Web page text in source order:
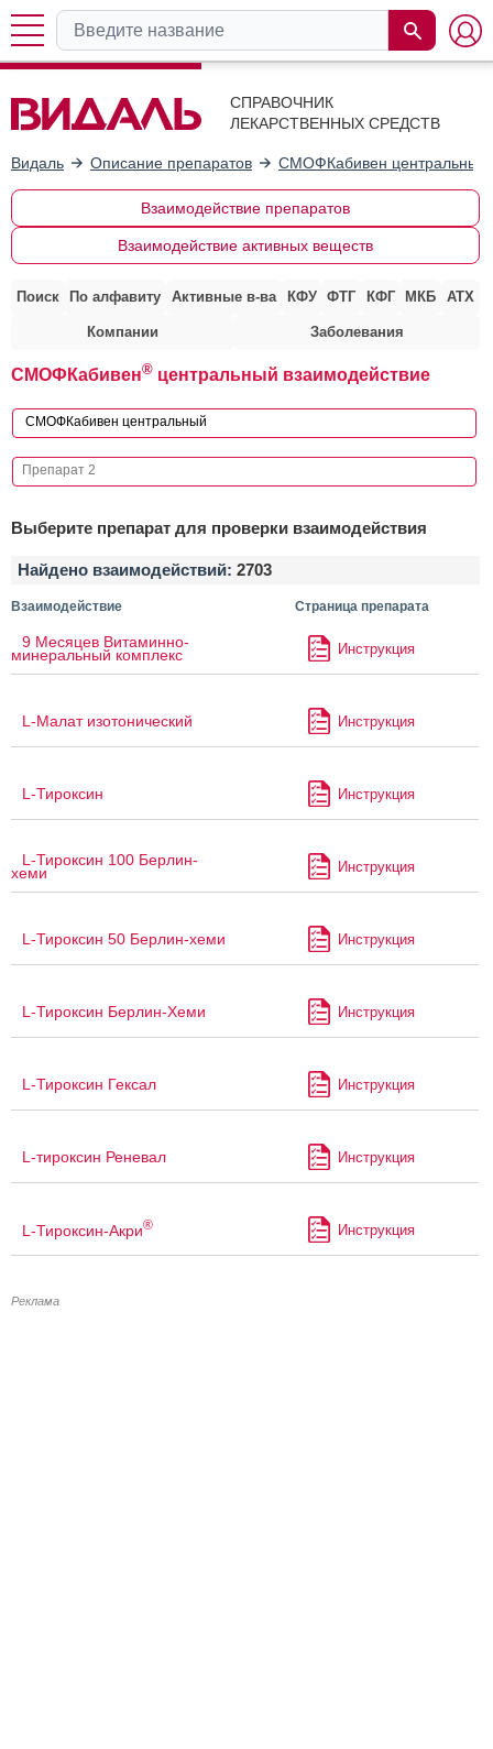
СПРАВОЧНИК
ЛЕКАРСТВЕННЫХ СРЕДСТВ
Видаль Описание препаратов СМОФКабивен центральный
Взаимодействие препаратов
Взаимодействие активных веществ
Поиск По алфавиту Активные в-ва КФУ ФТГ КФГ МКБ АТХ
Компании Заболевания
СМОФКабивен® центральный взаимодействие
Выберите препарат для проверки взаимодействия
Найдено взаимодействий: 2703
Взаимодействие Страница препарата
9 Месяцев Витаминно-
минеральный комплекс Инструкция
L-Малат изотонический Инструкция
L-Тироксин Инструкция
L-Тироксин 100 Берлин-
хеми Инструкция
L-Тироксин 50 Берлин-хеми Инструкция
L-Тироксин Берлин-Хеми Инструкция
L-Тироксин Гексал Инструкция
L-тироксин Реневал Инструкция
L-Тироксин-Акри® Инструкция
Реклама